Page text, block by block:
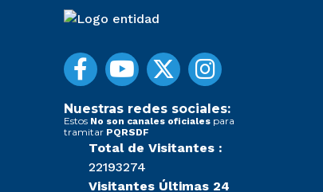
Nuestras redes sociales:
Estos No son canales oficiales para
tramitar PQRSDF
Total de Visitantes :
22193274
Visitantes Últimas 24